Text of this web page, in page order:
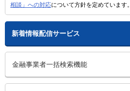
相談」への対応について方針を定めています。
新着情報配信サービス
金融事業者一括検索機能